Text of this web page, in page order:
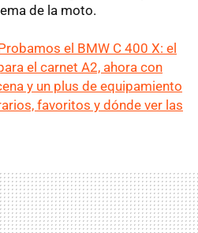
de la moto.
el BMW C 400 X: el
el carnet A2, ahora con
y un plus de equipamiento
favoritos y dónde ver las